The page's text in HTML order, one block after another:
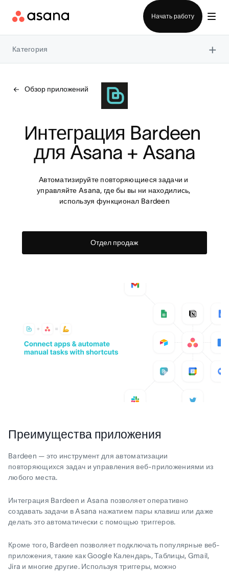
Начать работу
Категория ×
Обзор приложений
Интеграция Bardeen
для Asana + Asana
Автоматизируйте повторяющиеся задачи и
управляйте Asana, где бы вы ни находились,
используя функционал Bardeen
Отдел продаж
Преимущества приложения
Bardeen — это инструмент для автоматизации
повторяющихся задач и управления веб-приложениями из
любого места.
Интеграция Bardeen и Asana позволяет оперативно
создавать задачи в Asana нажатием пары клавиш или даже
делать это автоматически с помощью триггеров.
Кроме того, Bardeen позволяет подключать популярные веб-
приложения, такие как Google Календарь, Таблицы, Gmail,
Jira и многие другие. Используя триггеры, можно